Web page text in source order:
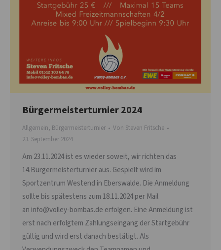
Bürgermeisterturnier 2024
Allgemein, Bürgermeisterturnier Von Steven Fritsche
23. September 2024
Am 23.11.2024 ist es wieder soweit, wir richten das
14.Bürgermeisterturnier aus. Gespielt wird im
Sportzentrum Westend in Eberswalde. Die Anmeldung
sollte bis spätestens zum 18.11.2024 per Mail
an info@volley-bombas.de erfolgen. Eine Anmeldung ist
erst nach erfolgtem Zahlungseingang der Startgebühr
gültig und wird erst danach bestätigt. Als